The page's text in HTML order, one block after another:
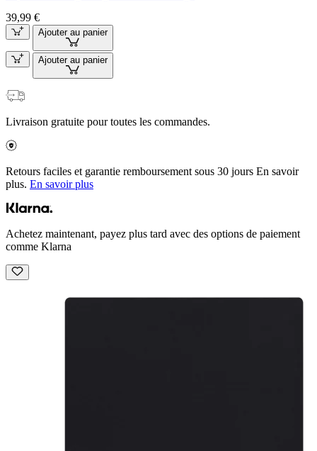
39,99 €
Ajouter au panier
Ajouter au panier
Livraison gratuite pour toutes les commandes.
Retours faciles et garantie remboursement sous 30 jours En savoir
plus. En savoir plus
Achetez maintenant, payez plus tard avec des options de paiement
comme Klarna